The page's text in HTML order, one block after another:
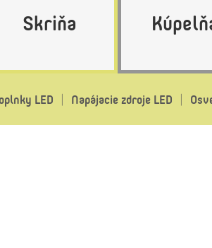
Skriňa
LED Napájacie zdroje LED